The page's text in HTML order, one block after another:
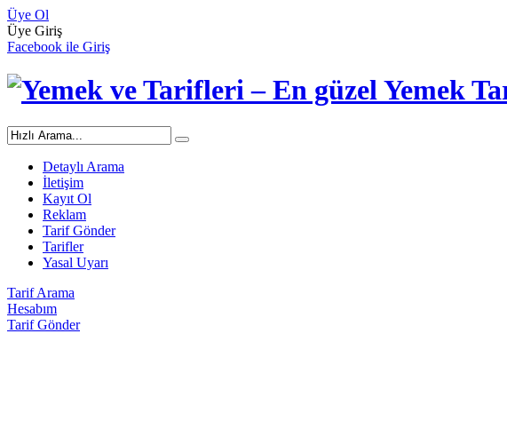
Üye Ol
Üye Giriş
Facebook ile Giriş
Detaylı Arama
İletişim
Kayıt Ol
Reklam
Tarif Gönder
Tarifler
Yasal Uyarı
Tarif Arama
Hesabım
Tarif Gönder